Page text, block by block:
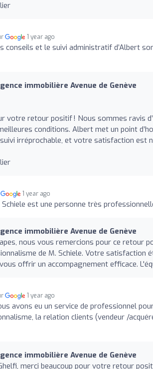
1 year ago
conseils et le suivi administratif d’Albert
immobilière Avenue de Genève
votre retour positif ! Nous sommes ravis
conditions. Albert met un point
irréprochable, et votre satisfaction est
1 year ago
Schiele est une personne très
immobilière Avenue de Genève
nous vous remercions pour ce retour
de M. Schiele. Votre
offrir un accompagnement efficace.
1 year ago
avons eu un service de professionnel
la relation clients (vendeur /
immobilière Avenue de Genève
merci beaucoup pour votre retour